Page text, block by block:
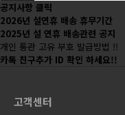
공지사항 클릭
2026년 설연휴 배송 휴무기간
2025년 설 연휴 배송관련 공지
개인 통관 고유 부호 발급방법 !!
카톡 친구추가 ID 확인 하세요!!
고객센터